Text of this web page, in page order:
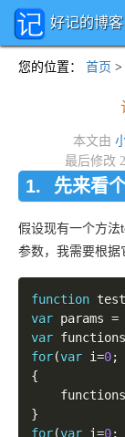
好记的博客
您的位置 ： 首页 >
本文由
最后修改
先来看
假设现有一个方
参数，我需要根据
function test
var params =
var functions
for(var i=0;
{
	functions
}
for(var i=0;